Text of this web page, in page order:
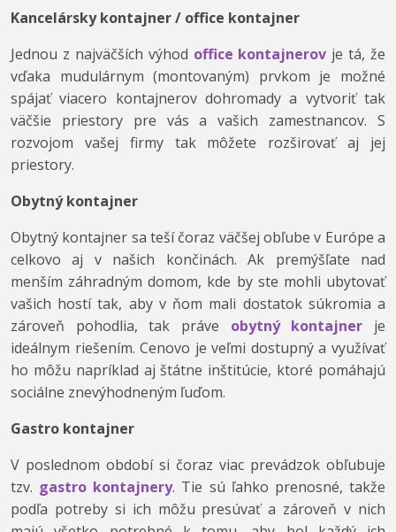
Kancelársky kontajner / office kontajner
Jednou z najväčších výhod office kontajnerov je tá, že
vďaka mudulárnym (montovaným) prvkom je možné
spájať viacero kontajnerov dohromady a vytvoriť tak
väčšie priestory pre vás a vašich zamestnancov. S
rozvojom vašej firmy tak môžete rozširovať aj jej
priestory.
Obytný kontajner
Obytný kontajner sa teší čoraz väčšej obľube v Európe a
celkovo aj v našich končinách. Ak premýšľate nad
menším záhradným domom, kde by ste mohli ubytovať
vašich hostí tak, aby v ňom mali dostatok súkromia a
zároveň pohodlia, tak práve obytný kontajner je
ideálnym riešením. Cenovo je veľmi dostupný a využívať
ho môžu napríklad aj štátne inštitúcie, ktoré pomáhajú
sociálne znevýhodneným ľuďom.
Gastro kontajner
V poslednom období si čoraz viac prevádzok obľubuje
tzv. gastro kontajnery. Tie sú ľahko prenosné, takže
podľa potreby si ich môžu presúvať a zároveň v nich